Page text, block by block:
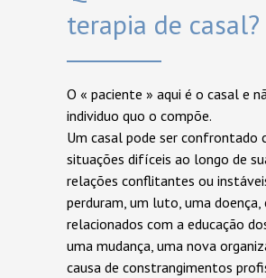
terapia de casal?
O « paciente » aqui é o casal e
individuo quo o compõe.
Um casal pode ser confrontado
situações difíceis ao longo de
relações conflitantes ou
perduram, um luto, uma
relacionados com a educação
uma mudança, uma nova
causa de constrangimentos